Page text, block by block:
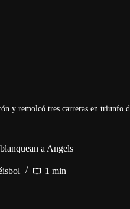
y remolcó tres carreras en triunfo
a Angels
1 min